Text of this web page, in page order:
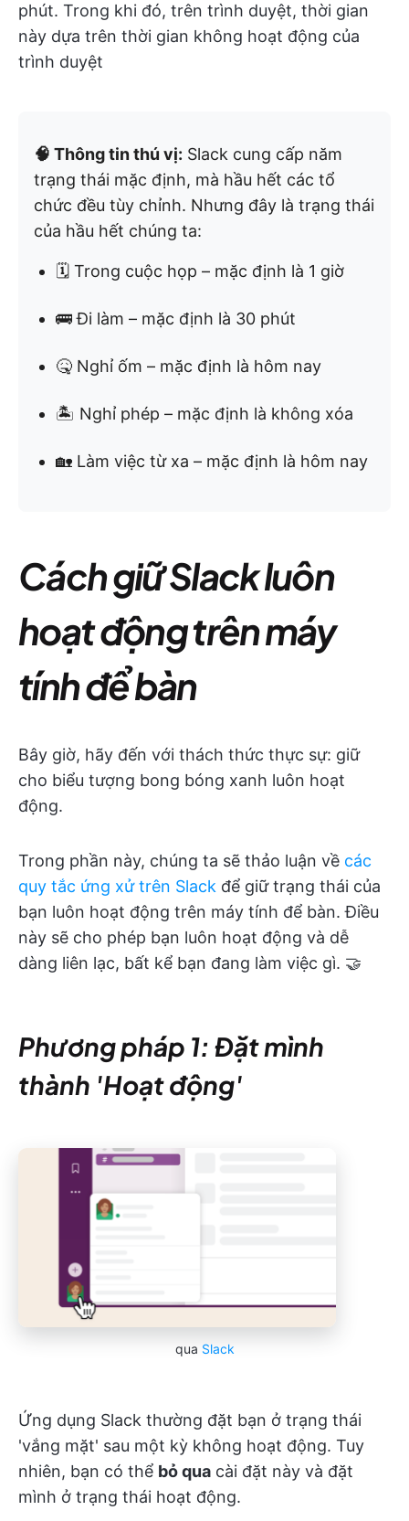
phút. Trong khi đó, trên trình duyệt, thời gian
này dựa trên thời gian không hoạt động của
trình duyệt
🧠 Thông tin thú vị: Slack cung cấp năm
trạng thái mặc định, mà hầu hết các tổ
chức đều tùy chỉnh. Nhưng đây là trạng thái
của hầu hết chúng ta:
🗓 Trong cuộc họp – mặc định là 1 giờ
🚌 Đi làm – mặc định là 30 phút
🤒 Nghỉ ốm – mặc định là hôm nay
🏝 Nghỉ phép – mặc định là không xóa
🏡 Làm việc từ xa – mặc định là hôm nay
Cách giữ Slack luôn
hoạt động trên máy
tính để bàn
Bây giờ, hãy đến với thách thức thực sự: giữ
cho biểu tượng bong bóng xanh luôn hoạt
động.
Trong phần này, chúng ta sẽ thảo luận về các
quy tắc ứng xử trên Slack để giữ trạng thái của
bạn luôn hoạt động trên máy tính để bàn. Điều
này sẽ cho phép bạn luôn hoạt động và dễ
dàng liên lạc, bất kể bạn đang làm việc gì. 🤝
Phương pháp 1: Đặt mình
thành 'Hoạt động'
qua Slack
Ứng dụng Slack thường đặt bạn ở trạng thái
'vắng mặt' sau một kỳ không hoạt động. Tuy
nhiên, bạn có thể bỏ qua cài đặt này và đặt
mình ở trạng thái hoạt động.